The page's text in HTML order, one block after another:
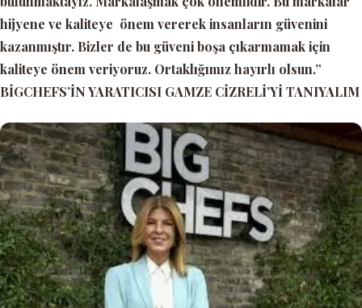
hijyene ve kaliteye önem vererek insanların güvenini
kazanmıştır. Bizler de bu güveni boşa çıkarmamak için
kaliteye önem veriyoruz. Ortaklığımız hayırlı olsun.”
BİGCHEFS’İN YARATICISI GAMZE CİZRELİ’Yİ TANIYALIM